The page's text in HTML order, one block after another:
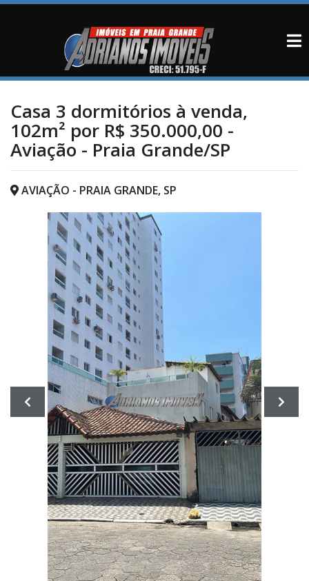
Casa 3 dormitórios à venda,
102m² por R$ 350.000,00 -
Aviação - Praia Grande/SP
AVIAÇÃO - PRAIA GRANDE, SP